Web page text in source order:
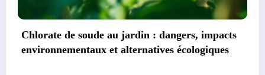
Decalage entre temperature reelle et
pourquoi mon thermostat ne fonctionne